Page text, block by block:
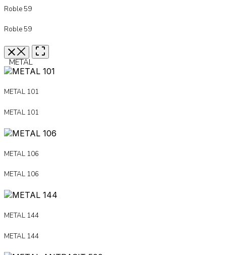
Roble 59
Roble 59
METAL
METAL 101
METAL 101
METAL 106
METAL 106
METAL 144
METAL 144